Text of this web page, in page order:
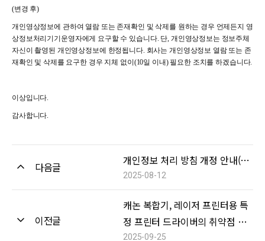
(변경 후)
개인영상정보에 관하여 열람 또는 존재확인 및 삭제를 원하는 경우 언제든지 영
상정보처리기기운영자에게 요구할 수 있습니다. 단, 개인영상정보는 정보주체
자신이 촬영된 개인영상정보에 한정됩니다. 회사는 개인영상정보 열람 또는 존
재확인 및 삭제를 요구한 경우 지체 없이(10일 이내) 필요한 조치를 하겠습니다.
이상입니다.
감사합니다.
다음글
개인정보 처리 방침 개정 안내(2025년 08월 20일 적용)
2025-08-12
이전글
캐논 복합기, 레이저 프린터용 특
정 프린터 드라이버의 취약점 수
정
2025-09-25